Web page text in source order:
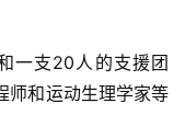
一支20人的支援团
师和运动生理学家等